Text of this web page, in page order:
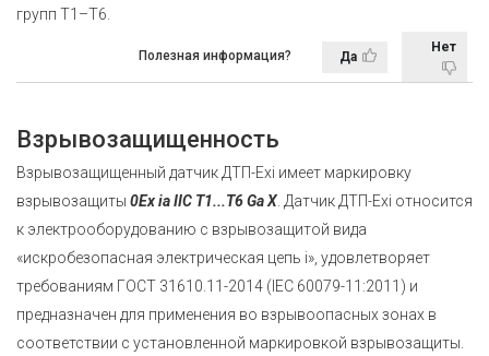
групп Т1–Т6.
Полезная информация? Да
Нет
Взрывозащищенность
Взрывозащищенный датчик ДТП-Exi имеет маркировку
взрывозащиты 0Ex ia IIC Т1...Т6 Ga X . Датчик ДТП-Exi относится
к электрооборудованию с взрывозащитой вида
«искробезопасная электрическая цепь i», удовлетворяет
требованиям ГОСТ 31610.11-2014 (IEC 60079-11:2011) и
предназначен для применения во взрывоопасных зонах в
соответствии с установленной маркировкой взрывозащиты.